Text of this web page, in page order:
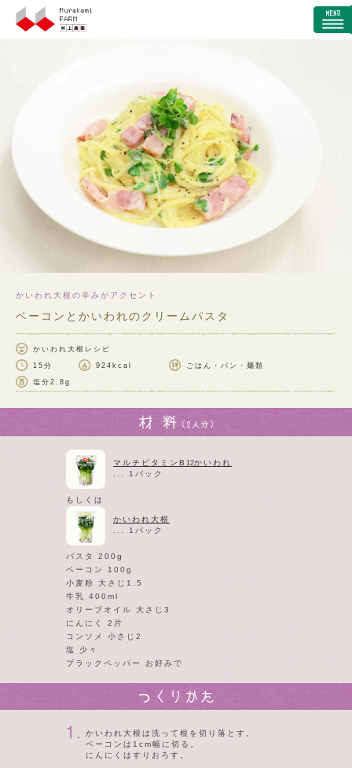
かいわれ大根の辛みがアクセント
ベーコンとかいわれのクリームパスタ
かいわれ大根レシピ
15分 924kcal
塩分 2.8g
ごはん・パン・麺類
マルチビタミンB 12かいわれ
... 1パック
もしくは
かいわれ大根
... 1パック
パスタ 200g
ベーコン 100g
小麦粉 大さじ1.5
牛乳 400ml
オリーブオイル 大さじ3
にんにく 2片
コンソメ 小さじ2
塩 少々
ブラックペッパー お好みで
かいわれ大根は洗って根を切り落とす。
ベーコンは1cm幅に切る。
にんにくはすりおろす。